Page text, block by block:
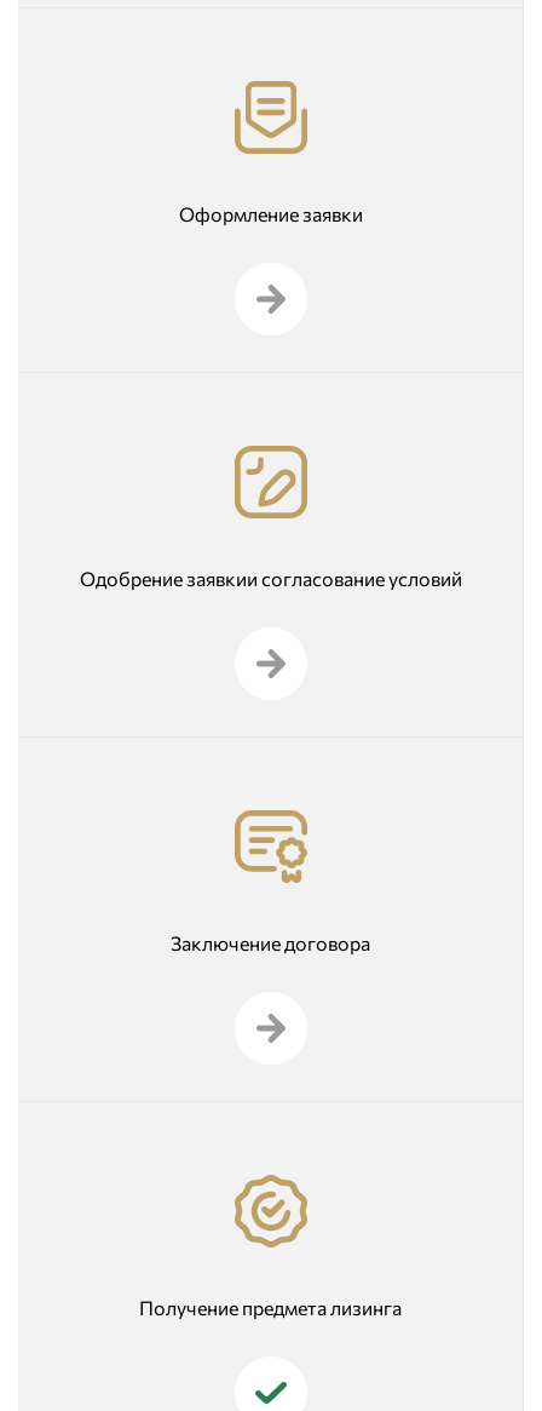
Оформление заявки
Одобрение заявкии согласование условий
Заключение договора
Получение предмета лизинга